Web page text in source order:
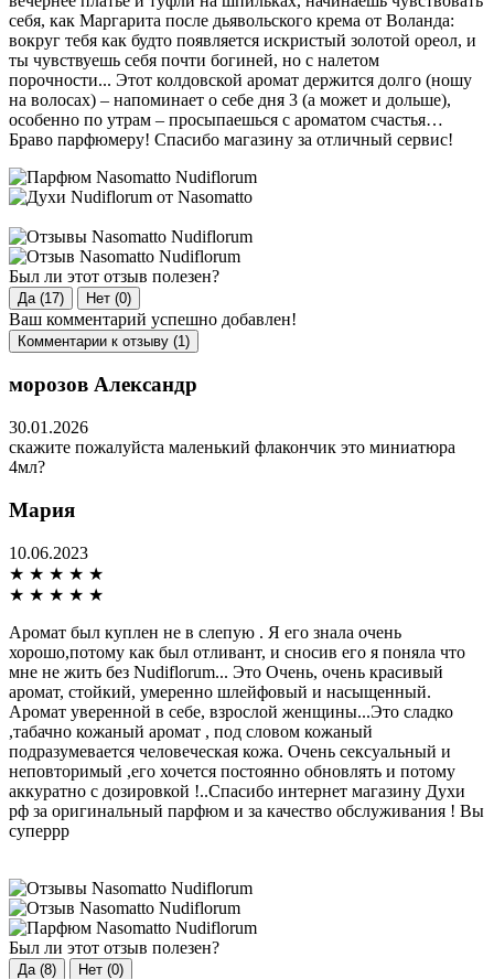
себя, как Маргарита после дьявольского крема от Воланда:
вокруг тебя как будто появляется искристый золотой ореол, и
ты чувствуешь себя почти богиней, но с налетом
порочности... Этот колдовской аромат держится долго (ношу
на волосах) – напоминает о себе дня 3 (а может и дольше),
особенно по утрам – просыпаешься с ароматом счастья…
Браво парфюмеру! Спасибо магазину за отличный сервис!
Был ли этот отзыв полезен?
Да (17) Нет (0)
Ваш комментарий успешно добавлен!
Комментарии к отзыву (1)
морозов Александр
30.01.2026
скажите пожалуйста маленький флакончик это миниатюра
4мл?
Мария
10.06.2023
★ ★ ★ ★ ★
★ ★ ★ ★ ★
Аромат был куплен не в слепую . Я его знала очень
хорошо,потому как был отливант, и сносив его я поняла что
мне не жить без Nudiflorum... Это Очень, очень красивый
аромат, стойкий, умеренно шлейфовый и насыщенный.
Аромат уверенной в себе, взрослой женщины...Это сладко
,табачно кожаный аромат , под словом кожаный
подразумевается человеческая кожа. Очень сексуальный и
неповторимый ,его хочется постоянно обновлять и потому
аккуратно с дозировкой !..Спасибо интернет магазину Духи
рф за оригинальный парфюм и за качество обслуживания ! Вы
суперрр
Был ли этот отзыв полезен?
Да (8) Нет (0)